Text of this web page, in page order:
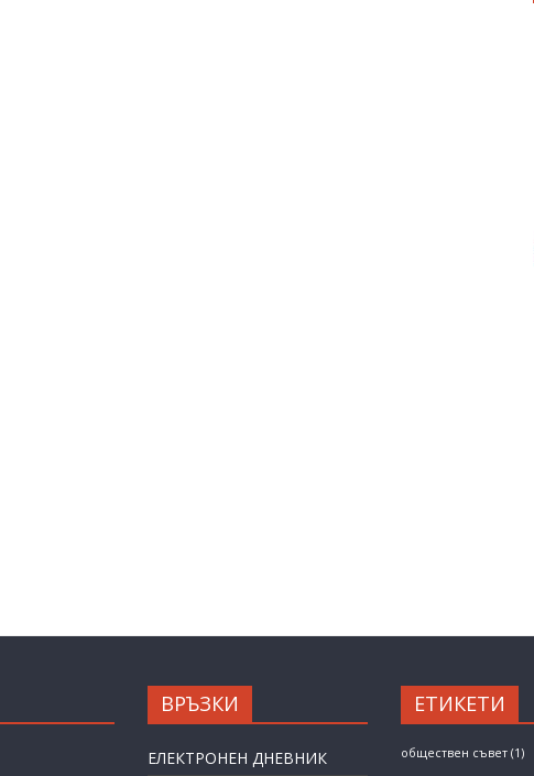
ВРЪЗКИ
ЕЛЕКТРОНЕН ДНЕВНИК
ЕТИКЕТИ
обществен съвет(1)